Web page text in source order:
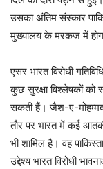
उसका अंतिम संस्कार
मुख्यालय के मरकज में
एसर भारत विरोधी
कुछ सुरक्षा विश्लेषकों को
सकती हैं। जैश-ए-
तौर पर भारत में कई
भी शामिल है। वह
उद्देश्य भारत विरोधी